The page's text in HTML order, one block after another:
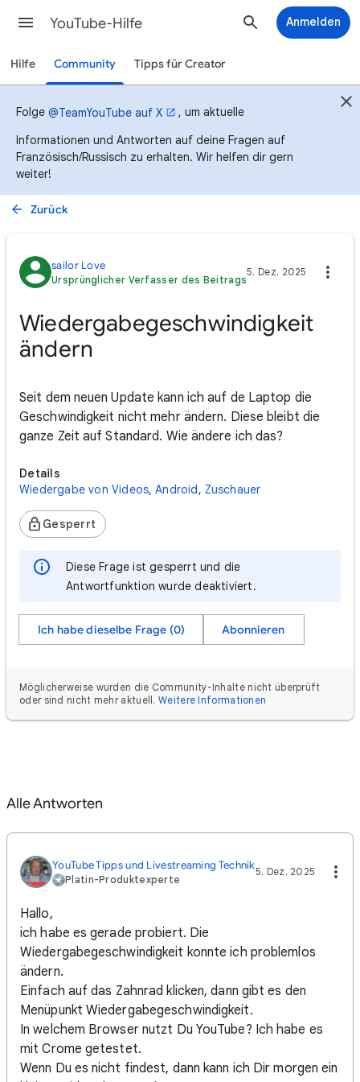
YouTube-Hilfe Anmelden
Hilfe Community Tipps für Creator
Folge @TeamYouTube auf X
, um aktuelle
Informationen und Antworten auf deine Fragen auf
Französisch/Russisch zu erhalten. Wir helfen dir gern
weiter!
Zurück
sailor Love
Ursprünglicher Verfasser des Beitrags
5. Dez. 2025
Wiedergabegeschwindigkeit
ändern
Seit dem neuen Update kann ich auf de Laptop die
Geschwindigkeit nicht mehr ändern. Diese bleibt die
ganze Zeit auf Standard. Wie ändere ich das?
Details
Wiedergabe von Videos, Android, Zuschauer
Gesperrt
Diese Frage ist gesperrt und die
Antwortfunktion wurde deaktiviert.
Ich habe dieselbe Frage (0) Abonnieren
Möglicherweise wurden die Community-Inhalte nicht überprüft
oder sind nicht mehr aktuell. Weitere Informationen
Alle Antworten
YouTube Tipps und Livestreaming Technik
Platin-Produktexperte
5. Dez. 2025
Hallo,
ich habe es gerade probiert. Die
Wiedergabegeschwindigkeit konnte ich problemlos
ändern.
Einfach auf das Zahnrad klicken, dann gibt es den
Menüpunkt Wiedergabegeschwindigkeit.
In welchem Browser nutzt Du YouTube? Ich habe es
mit Crome getestet.
Wenn Du es nicht findest, dann kann ich Dir morgen ein